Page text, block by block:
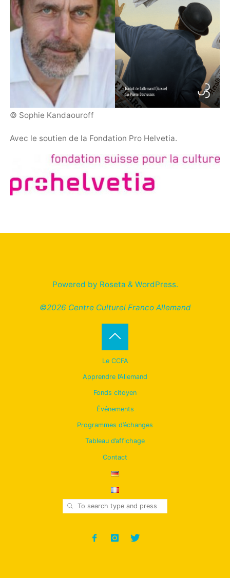
© Sophie Kandaouroff
Avec le soutien de la Fondation Pro Helvetia.
Powered by Roseta & WordPress.
©2026 Centre Culturel Franco Allemand
Le CCFA
Apprendre l’Allemand
Fonds citoyen
Événements
Programmes d’échanges
Tableau d’affichage
Contact
SEARCH
Back
to
Top